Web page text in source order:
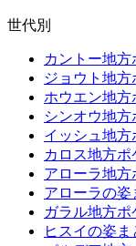
世代別
カントー地
ジョウト地
ホウエン地方
シンオウ地
イッシュ地方
カロス地方
アローラ地方
アローラの姿
ガラル地方
ヒスイの姿ま